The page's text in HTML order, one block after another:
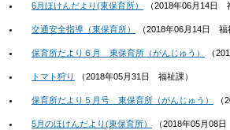
6月ほけんだより(東保育所） （2018年06月14日
交通安全指導（東保育所） （2018年06月14日 福
保育所だより６月 東保育所（がんじゅう） （
トマト狩り （2018年05月31日 福祉課）
保育所だより５月号 東保育所（がんじゅう） （
5月のほけんだより(東保育所） （2018年05月08日